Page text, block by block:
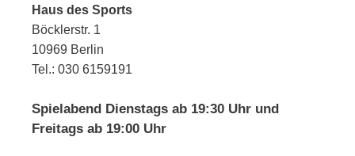
Haus des Sports
Böcklerstr. 1
10969 Berlin
Tel.: 030 6159191
Spielabend Dienstags ab 19:30 Uhr und
Freitags ab 19:00 Uhr